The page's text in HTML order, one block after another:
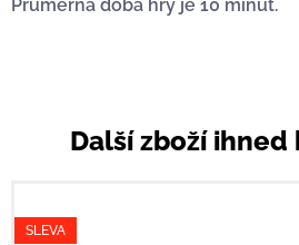
Průměrná doba hry je 10 minut.
Další zboží ihned
SLEVA